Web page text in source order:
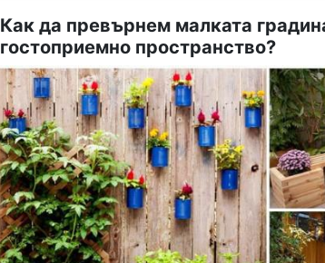
Как да превърнем малката
гостоприемно пространство?